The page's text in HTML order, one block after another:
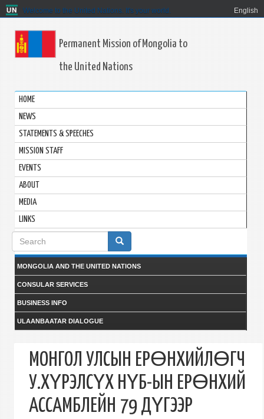
Welcome to the United Nations. It's your world. English
Permanent Mission of Mongolia to
the United Nations
HOME
NEWS
STATEMENTS & SPEECHES
MISSION STAFF
EVENTS
ABOUT
MEDIA
LINKS
Search
form
MONGOLIA AND THE UNITED NATIONS
CONSULAR SERVICES
BUSINESS INFO
ULAANBAATAR DIALOGUE
МОНГОЛ УЛСЫН ЕРӨНХИЙЛӨГЧ
У.ХҮРЭЛСҮХ НҮБ-ЫН ЕРӨНХИЙ
АССАМБЛЕЙН 79 ДҮГЭЭР